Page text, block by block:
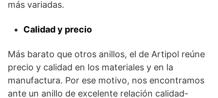
más variadas.
Calidad y precio
Más barato que otros anillos, el de Artipol reúne
precio y calidad en los materiales y en la
manufactura. Por ese motivo, nos encontramos
ante un anillo de excelente relación calidad-